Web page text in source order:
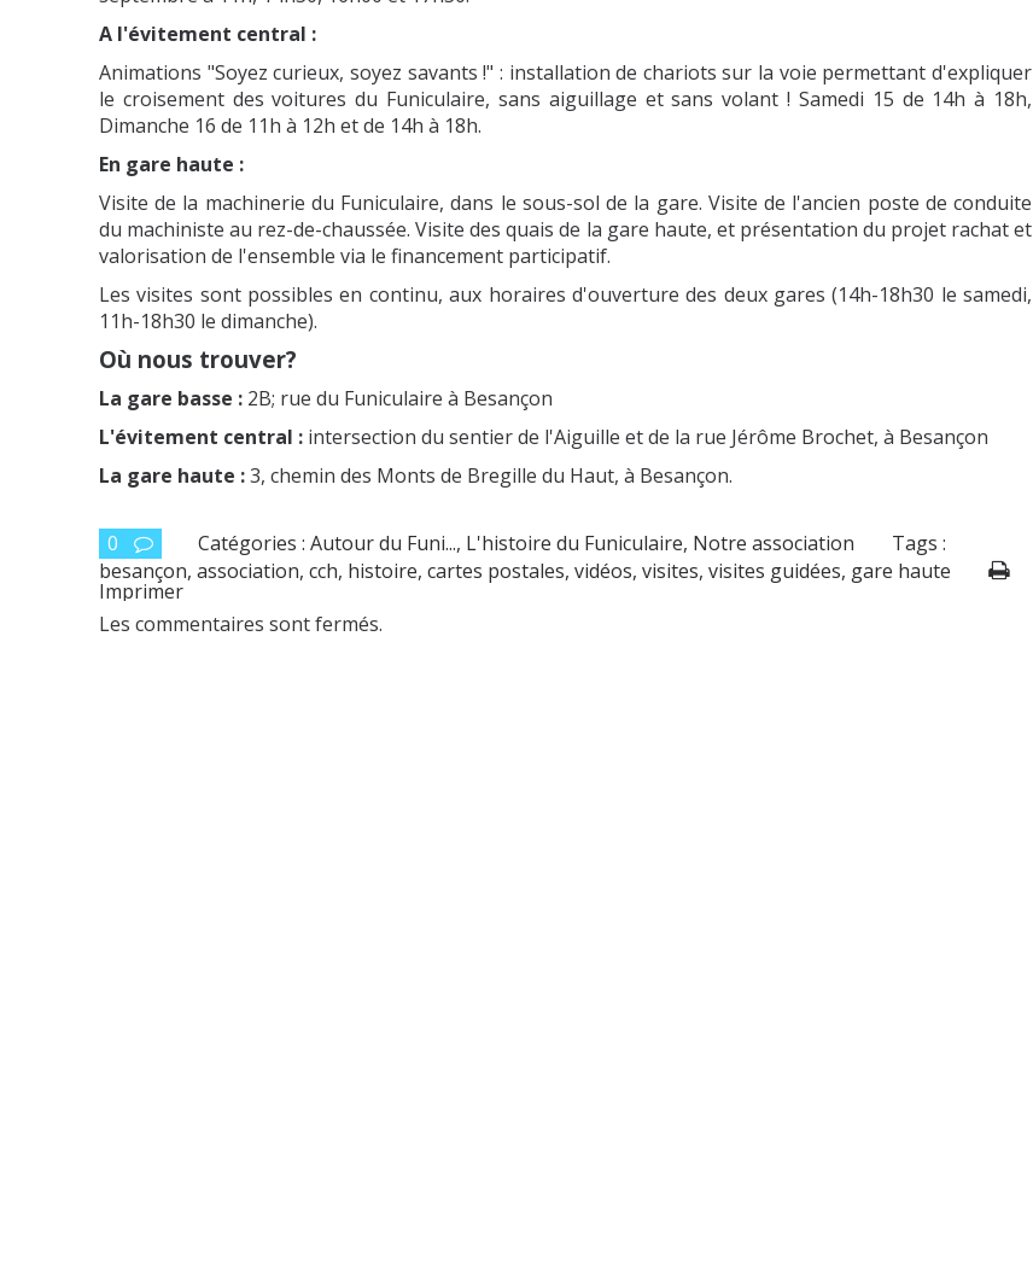
A l'évitement central :
Animations "Soyez curieux, soyez savants !" : installation de chariots sur la voie permettant d'expliquer
le croisement des voitures du Funiculaire, sans aiguillage et sans volant ! Samedi 15 de 14h à 18h,
Dimanche 16 de 11h à 12h et de 14h à 18h.
En gare haute :
Visite de la machinerie du Funiculaire, dans le sous-sol de la gare. Visite de l'ancien poste de conduite
du machiniste au rez-de-chaussée. Visite des quais de la gare haute, et présentation du projet rachat et
valorisation de l'ensemble via le financement participatif.
Les visites sont possibles en continu, aux horaires d'ouverture des deux gares (14h-18h30 le samedi,
11h-18h30 le dimanche).
Où nous trouver?
La gare basse : 2B; rue du Funiculaire à Besançon
L'évitement central : intersection du sentier de l'Aiguille et de la rue Jérôme Brochet, à Besançon
La gare haute :3, chemin des Monts de Bregille du Haut, à Besançon.
0 Catégories :Autour du Funi..., L'histoire du Funiculaire, Notre association
Tags :
besançon, association, cch, histoire, cartes postales, vidéos, visites, visites guidées, gare haute
Imprimer
Les commentaires sont fermés.